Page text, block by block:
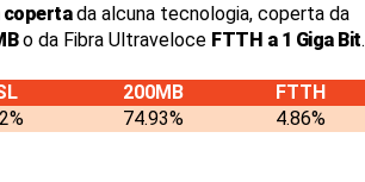
copertada alcuna tecnologia, coperta da
o da Fibra Ultraveloce FTTH a 1 Giga Bit.
200MB
FTTH
74.93% 4.86%